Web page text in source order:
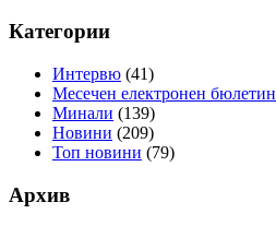
Категории
Интервю (41)
Месечен електронен бюлетин
Минали (139)
Новини (209)
Топ новини (79)
Архив